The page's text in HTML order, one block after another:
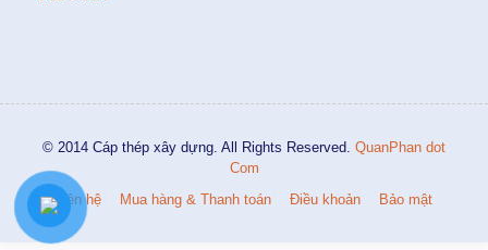
© 2014 Cáp thép xây dựng. All Rights Reserved. QuanPhan dot
Com
Liên hệ
Mua hàng & Thanh toán Điều khoản Bảo mật